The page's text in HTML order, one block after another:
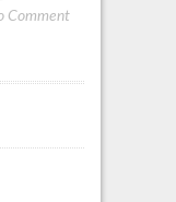
Comment